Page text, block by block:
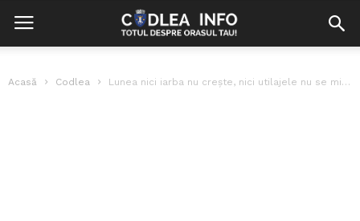
Acasă Codlea Lunea nici iarba nu crește, nici utilajele nu se mișcă